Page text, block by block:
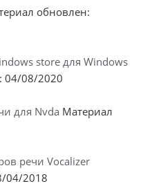
обновлен:
store для Windows
04/08/2020
для Nvda Материал
речи Vocalizer
04/2018